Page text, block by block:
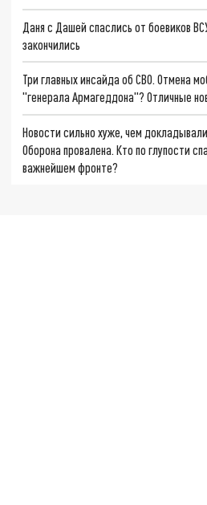
Даня с Дашей спаслись от боевиков
закончились
Три главных инсайда об СВО. Отмена
"генерала Армагеддона"? Отличные
Новости сильно хуже, чем
Оборона провалена. Кто по глупости
важнейшем фронте?